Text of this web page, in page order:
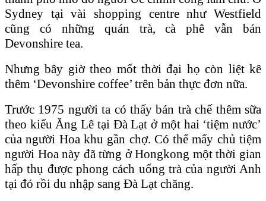
Sydney tại vài shopping centre như Westfield
cũng có những quán trà, cà phê vẫn bán
Devonshire tea.
Nhưng bây giờ theo mốt thời đại họ còn liệt kê
thêm ‘Devonshire coffee’ trên bản thực đơn nữa.
Trước 1975 người ta có thấy bán trà chế thêm sữa
theo kiểu Ăng Lê tại Ðà Lạt ở một hai ‘tiệm nước’
của người Hoa khu gần chợ. Có thể mấy chủ tiệm
người Hoa này đã từng ở Hongkong một thời gian
hấp thụ được phong cách uống trà của người Anh
tại đó rồi du nhập sang Ðà Lạt chăng.